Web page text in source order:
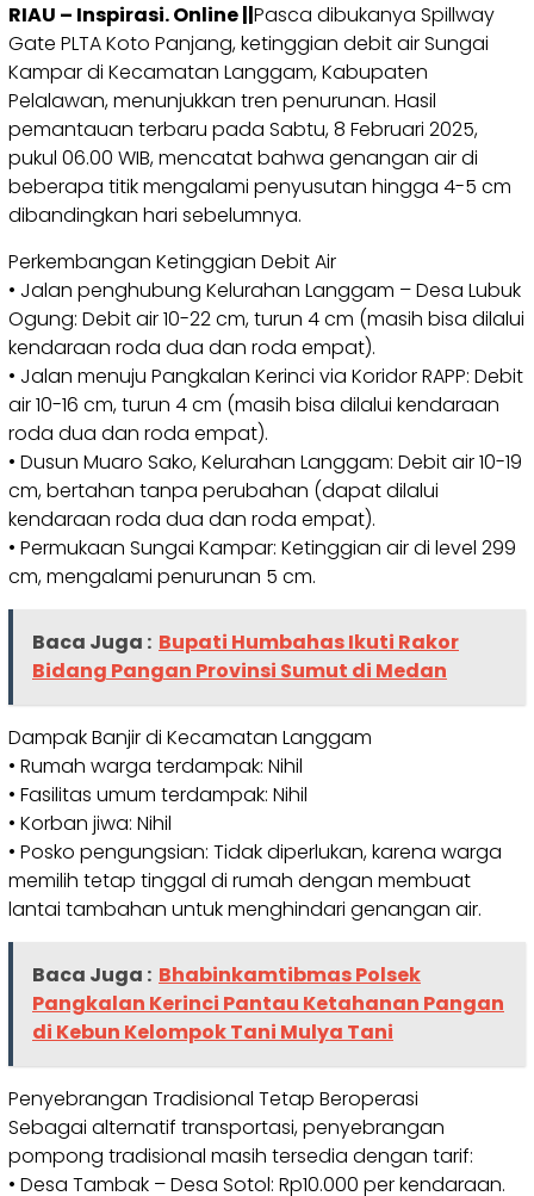
RIAU – Inspirasi. Online ||Pasca dibukanya Spillway
Gate PLTA Koto Panjang, ketinggian debit air Sungai
Kampar di Kecamatan Langgam, Kabupaten
Pelalawan, menunjukkan tren penurunan. Hasil
pemantauan terbaru pada Sabtu, 8 Februari 2025,
pukul 06.00 WIB, mencatat bahwa genangan air di
beberapa titik mengalami penyusutan hingga 4-5 cm
dibandingkan hari sebelumnya.
Perkembangan Ketinggian Debit Air
• Jalan penghubung Kelurahan Langgam – Desa Lubuk
Ogung: Debit air 10-22 cm, turun 4 cm (masih bisa dilalui
kendaraan roda dua dan roda empat).
• Jalan menuju Pangkalan Kerinci via Koridor RAPP: Debit
air 10-16 cm, turun 4 cm (masih bisa dilalui kendaraan
roda dua dan roda empat).
• Dusun Muaro Sako, Kelurahan Langgam: Debit air 10-19
cm, bertahan tanpa perubahan (dapat dilalui
kendaraan roda dua dan roda empat).
• Permukaan Sungai Kampar: Ketinggian air di level 299
cm, mengalami penurunan 5 cm.
Baca Juga : Bupati Humbahas Ikuti Rakor
Bidang Pangan Provinsi Sumut di Medan
Dampak Banjir di Kecamatan Langgam
• Rumah warga terdampak: Nihil
• Fasilitas umum terdampak: Nihil
• Korban jiwa: Nihil
• Posko pengungsian: Tidak diperlukan, karena warga
memilih tetap tinggal di rumah dengan membuat
lantai tambahan untuk menghindari genangan air.
Baca Juga : Bhabinkamtibmas Polsek
Pangkalan Kerinci Pantau Ketahanan Pangan
di Kebun Kelompok Tani Mulya Tani
Penyebrangan Tradisional Tetap Beroperasi
Sebagai alternatif transportasi, penyebrangan
pompong tradisional masih tersedia dengan tarif:
• Desa Tambak – Desa Sotol: Rp10.000 per kendaraan.